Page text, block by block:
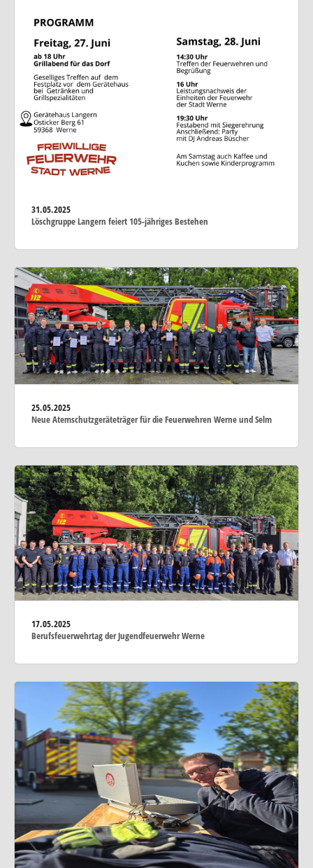
31.05.2025
Löschgruppe Langern feiert 105-jähriges Bestehen
25.05.2025
Neue Atemschutzgeräteträger für die Feuerwehren Werne und Selm
17.05.2025
Berufsfeuerwehrtag der Jugendfeuerwehr Werne